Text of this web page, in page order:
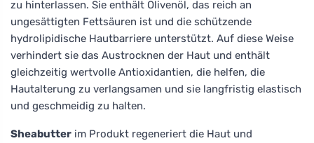
zu hinterlassen. Sie enthält Olivenöl, das reich an
ungesättigten Fettsäuren ist und die schützende
hydrolipidische Hautbarriere unterstützt. Auf diese Weise
verhindert sie das Austrocknen der Haut und enthält
gleichzeitig wertvolle Antioxidantien, die helfen, die
Hautalterung zu verlangsamen und sie langfristig elastisch
und geschmeidig zu halten.
Sheabutter im Produkt regeneriert die Haut und